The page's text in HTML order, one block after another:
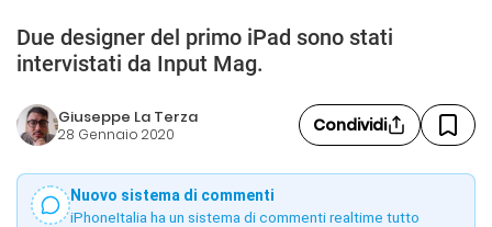
Due designer del primo iPad sono stati
intervistati da Input Mag.
Giuseppe La Terza
28 Gennaio 2020 Condividi
Nuovo sistema di commenti
iPhoneItalia ha un sistema di commenti realtime tutto